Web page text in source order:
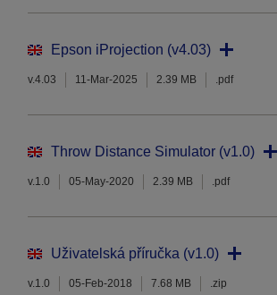
Epson iProjection (v4.03)
v.4.03 11-Mar-2025 2.39 MB .pdf
Throw Distance Simulator (v1.0)
v.1.0 05-May-2020 2.39 MB .pdf
Uživatelská příručka (v1.0)
v.1.0 05-Feb-2018 7.68 MB .zip